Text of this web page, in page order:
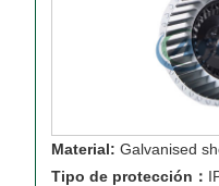
Material: Galvanised
Tipo de protección：